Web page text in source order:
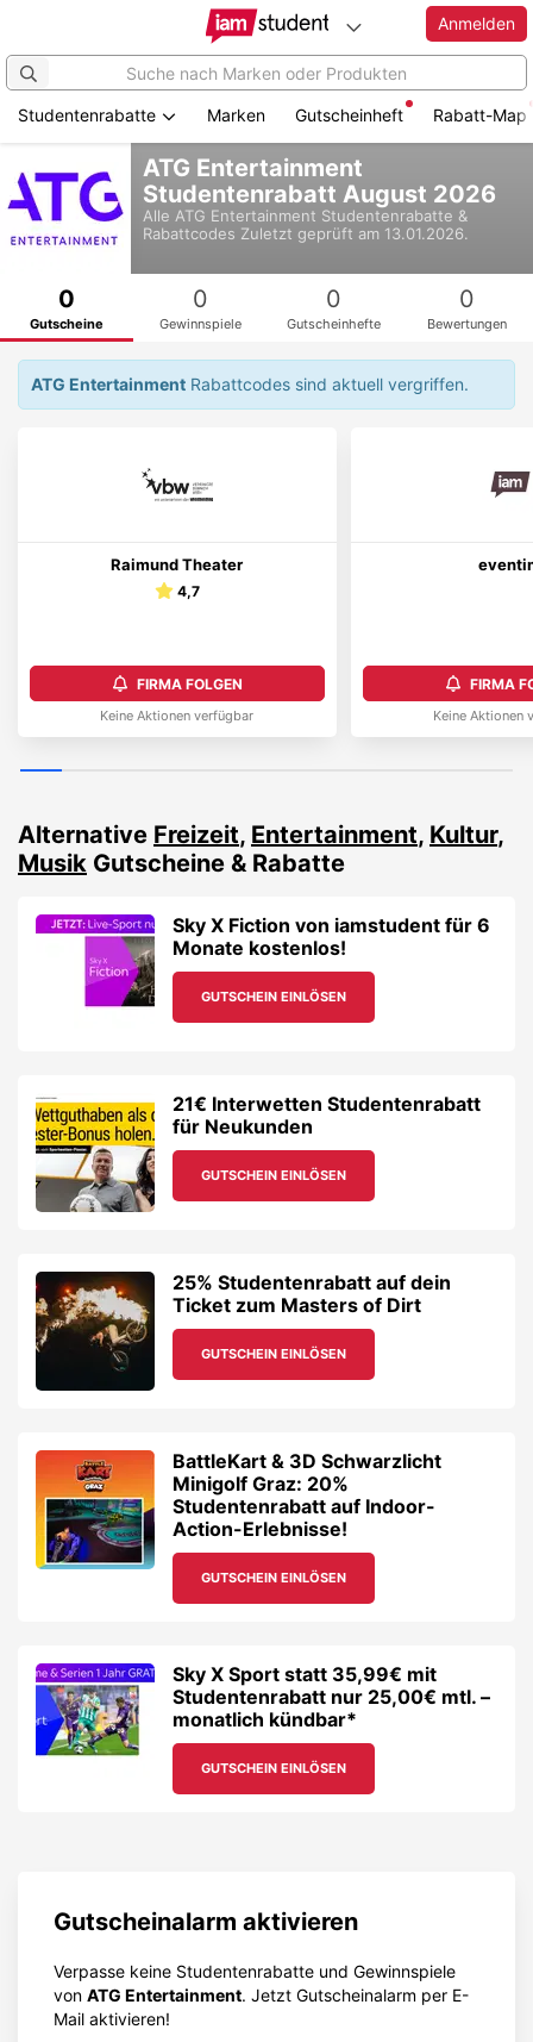
Hauptinhalt
springen
Anmelden
Studentenrabatte Marken Gutscheinheft Rabatt-Map
ATG Entertainment
Studentenrabatt August 2026
Alle ATG Entertainment Studentenrabatte &
Rabattcodes Zuletzt geprüft am 13.01.2026.
0
Gutscheine
0
Gewinnspiele
0
Gutscheinhefte
0
Bewertungen
ATG Entertainment Rabattcodes sind aktuell vergriffen.
Raimund Theater
4,7
FIRMA FOLGEN
Keine Aktionen verfügbar
FIRMA
Keine Aktionen
Alternative Freizeit, Entertainment, Kultur,
Musik Gutscheine & Rabatte
Sky X Fiction von iamstudent für 6
Monate kostenlos!
GUTSCHEIN EINLÖSEN
21€ Interwetten Studentenrabatt
für Neukunden
GUTSCHEIN EINLÖSEN
25% Studentenrabatt auf dein
Ticket zum Masters of Dirt
GUTSCHEIN EINLÖSEN
BattleKart & 3D Schwarzlicht
Minigolf Graz: 20%
Studentenrabatt auf Indoor-
Action-Erlebnisse!
GUTSCHEIN EINLÖSEN
Sky X Sport statt 35,99€ mit
Studentenrabatt nur 25,00€ mtl. –
monatlich kündbar*
GUTSCHEIN EINLÖSEN
Gutscheinalarm aktivieren
Verpasse keine Studentenrabatte und Gewinnspiele
von ATG Entertainment. Jetzt Gutscheinalarm per E-
Mail aktivieren!